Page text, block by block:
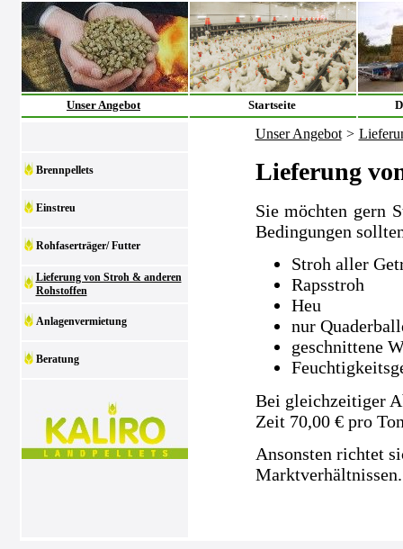
Unser Angebot Startseite
Brennpellets
Einstreu
Rohfaserträger/ Futter
Lieferung von Stroh & anderen
Rohstoffen
Anlagenvermietung
Beratung
Unser Angebot >
Lieferung
Sie möchten gern
Bedingungen
Stroh aller
Rapsstroh
Heu
nur
geschnittene
Bei gleichzeitiger
Zeit 70,00 € pro
Ansonsten richtet